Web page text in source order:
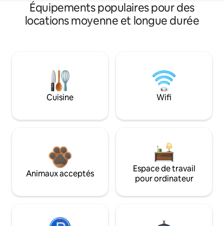
Équipements populaires pour des
locations moyenne et longue durée
Cuisine Wifi
Animaux acceptés
Espace de travail
pour ordinateur